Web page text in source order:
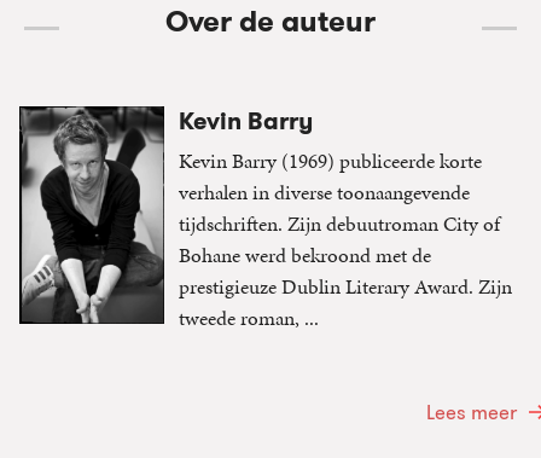
Over de auteur
Kevin Barry
Kevin Barry (1969) publiceerde korte
verhalen in diverse toonaangevende
tijdschriften. Zijn debuutroman City of
Bohane werd bekroond met de
prestigieuze Dublin Literary Award. Zijn
tweede roman, ...
Lees meer